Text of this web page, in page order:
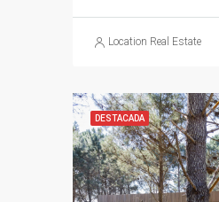
Location Real Estate
DESTACADA